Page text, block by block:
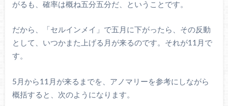
がるも、確率は概ね五分五分だ、ということです。
だから、「セルインメイ」で五月に下がったら、その反動
として、いつかまた上げる月が来るのです。それが11月で
す。
5月から11月が来るまでを、アノマリーを参考にしながら
概括すると、次のようになります。